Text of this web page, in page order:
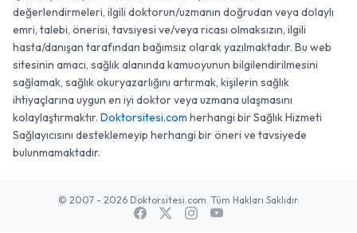
değerlendirmeleri, ilgili doktorun/uzmanın doğrudan veya dolaylı
emri, talebi, önerisi, tavsiyesi ve/veya ricası olmaksızın, ilgili
hasta/danışan tarafından bağımsız olarak yazılmaktadır. Bu web
sitesinin amacı, sağlık alanında kamuoyunun bilgilendirilmesini
sağlamak, sağlık okuryazarlığını artırmak, kişilerin sağlık
ihtiyaçlarına uygun en iyi doktor veya uzmana ulaşmasını
kolaylaştırmaktır. Doktorsitesi.com herhangi bir Sağlık Hizmeti
Sağlayıcısını desteklemeyip herhangi bir öneri ve tavsiyede
bulunmamaktadır.
© 2007 - 2026 Doktorsitesi.com. Tüm Hakları Saklıdır.